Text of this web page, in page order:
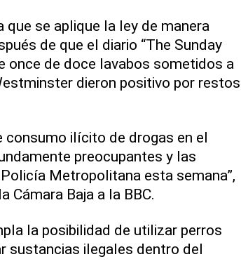
se aplique la ley de manera
de que el diario “The Sunday
once de doce lavabos sometidos a
dieron positivo por restos
consumo ilícito de drogas en el
preocupantes y las
Metropolitana esta semana”,
Cámara Baja a la BBC.
la posibilidad de utilizar perros
sustancias ilegales dentro del